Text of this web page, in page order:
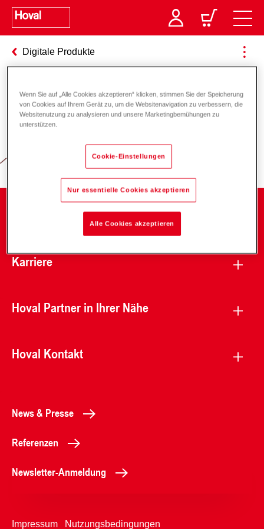
Digitale Produkte
Verantwortung für Energie und
Karriere
Hoval Partner in Ihrer Nähe
Hoval Kontakt
News & Presse
Referenzen
Newsletter-Anmeldung
Impressum Nutzungsbedingungen
Wenn Sie auf „Alle Cookies akzeptieren“ klicken, stimmen Sie der Speicherung
von Cookies auf Ihrem Gerät zu, um die Websitenavigation zu verbessern, die
Websitenutzung zu analysieren und unsere Marketingbemühungen zu
unterstützen.
Cookie-Einstellungen
Nur essentielle Cookies akzeptieren
Alle Cookies akzeptieren